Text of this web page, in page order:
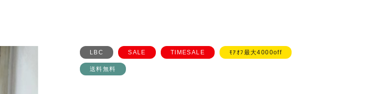
LBC SALE TIMESALE ﾓｱｵﾌ最大4000off
送料無料